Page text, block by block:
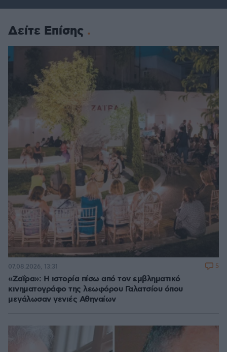
Δείτε Επίσης
«Ζαΐρα»: Η ιστορία πίσω από τον εμβληματικό
κινηματογράφο της λεωφόρου Γαλατσίου όπου
μεγάλωσαν γενιές Αθηναίων
07.08.2026, 13:31 5